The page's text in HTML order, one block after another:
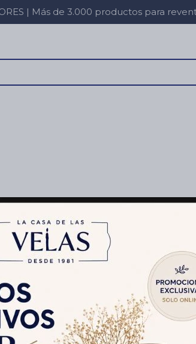
| Más de 3.000 productos para